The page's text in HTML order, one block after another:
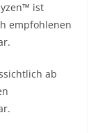
ist
empfohlenen
ab